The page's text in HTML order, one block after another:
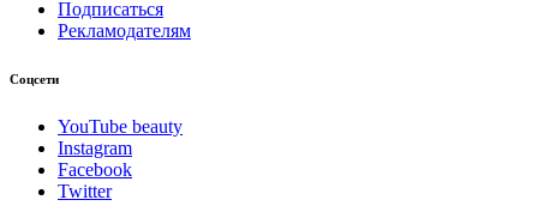
Подписаться
Рекламодателям
Соцсети
YouTube beauty
Instagram
Facebook
Twitter